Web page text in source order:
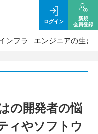
ログイン
新規
会員登録
ンフラ エンジニアの生き
の開発者の悩
やソフトウ